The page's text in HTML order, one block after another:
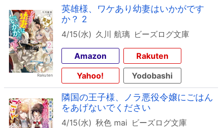
英雄様、ワケあり幼妻はいかがです
か？ 2
4/15(水) 久川 航璃 ビーズログ文庫
Amazon
Rakuten
Yahoo!
Yodobashi
隣国の王子様、ノラ悪役令嬢にごはん
をあげないでください
4/15(水) 秋色 mai ビーズログ文庫